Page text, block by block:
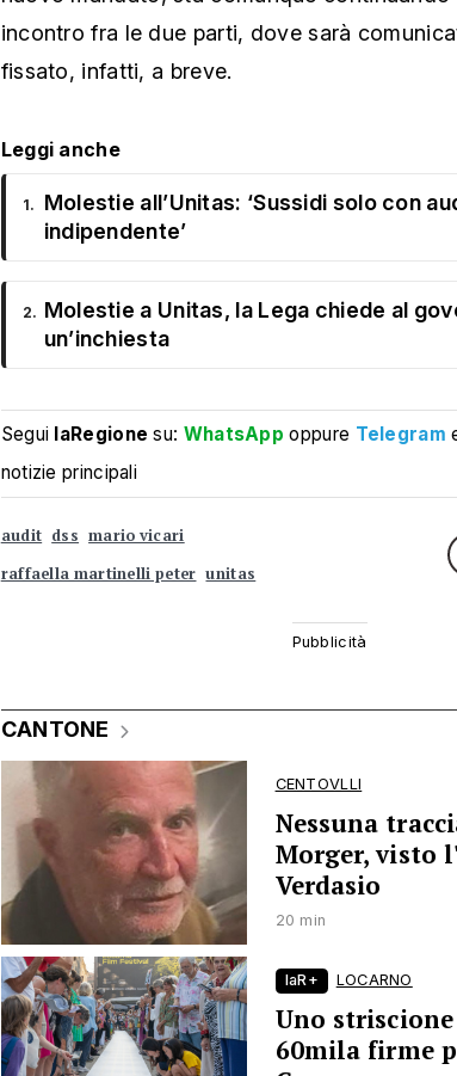
incontro fra le due parti, dove sarà
fissato, infatti, a breve.
Leggi anche
1.
Molestie all’Unitas: ‘Sussidi solo con
indipendente’
2. Molestie a Unitas, la Lega chiede al
un’inchiesta
Segui laRegione su: WhatsApp oppure Telegram
notizie principali
audit dss mario vicari
raffaella martinelli peter unitas
CANTONE
CENTOVLLI
Nessuna
Morger, visto
Verdasio
20 min
laR+ LOCARNO
Uno
60mila firme